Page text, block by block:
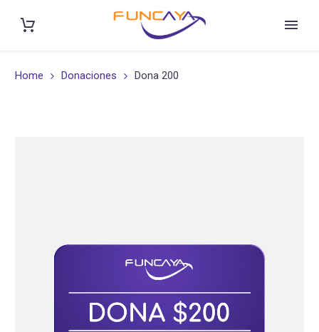
Home Donaciones Dona 200